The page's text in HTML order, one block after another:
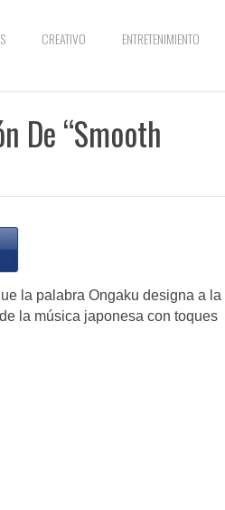
CREATIVO ENTRETENIMIENTO
De “Smooth
la palabra Ongaku designa a la
la música japonesa con toques